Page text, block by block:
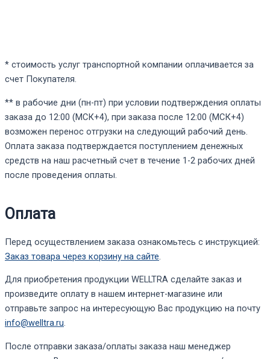
* стоимость услуг транспортной компании оплачивается за
счет Покупателя.
** в рабочие дни (пн-пт) при условии подтверждения оплаты
заказа до 12:00 (МСК+4), при заказа после 12:00 (МСК+4)
возможен перенос отгрузки на следующий рабочий день.
Оплата заказа подтверждается поступлением денежных
средств на наш расчетный счет в течение 1-2 рабочих дней
после проведения оплаты.
Оплата
Перед осуществлением заказа ознакомьтесь с инструкцией:
Заказ товара через корзину на сайте.
Для приобретения продукции WELLTRA сделайте заказ и
произведите оплату в нашем интернет-магазине или
отправьте запрос на интересующую Вас продукцию на почту
info@welltra.ru.
После отправки заказа/оплаты заказа наш менеджер